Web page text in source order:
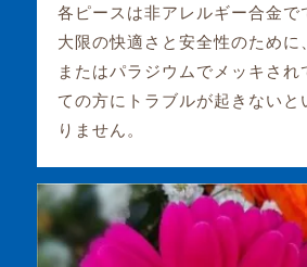
各ピースは非アレルギー合金で
大限の快適さと安全性のために
またはパラジウムでメッキさ
ての方にトラブルが起きないと
りません。